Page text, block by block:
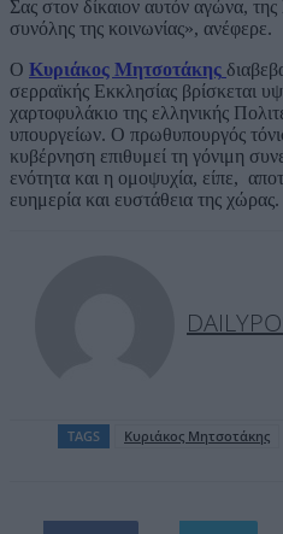
Σας στον δίκαιον αυτόν αγώνα,
συνόλης της κοινωνίας», ανέφερε.
Ο Κυριάκος Μητσοτάκης
σερραϊκής Εκκλησίας βρίσκεται
χαρτοφυλάκιο της ελληνικής
υπουργείων. Ο πρωθυπουργός
κυβέρνηση επιθυμεί τη γόνιμη
ενότητα και η ομοψυχία, είπε,
ευημερία και ευστάθεια της χώρας.
TAGS Κυριάκος Μητσοτάκης